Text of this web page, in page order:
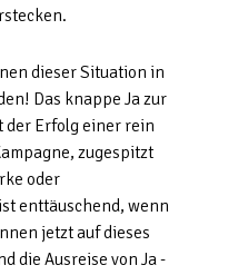
dieser Situation in
Das knappe Ja zur
der Erfolg einer rein
zugespitzt
oder
enttäuschend, wenn
jetzt auf dieses
die Ausreise von Ja -